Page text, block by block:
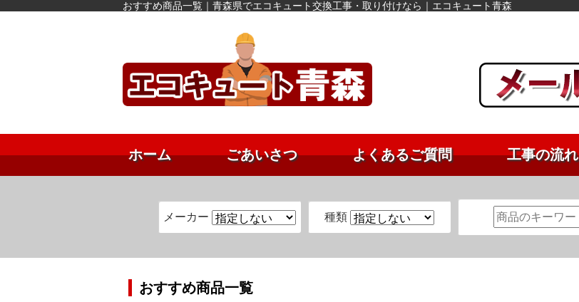
おすすめ商品一覧｜青森県でエコキュート交換工事・取り付けなら｜エコキュート青森
ホーム ごあいさつ よくあるご質問 工事の流れ
メーカー 種類
おすすめ商品一覧